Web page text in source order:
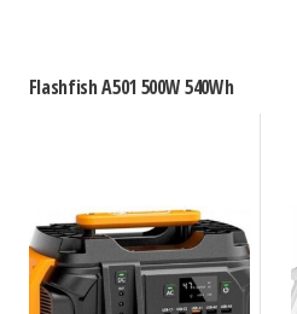
Flashfish A501 500W 540Wh